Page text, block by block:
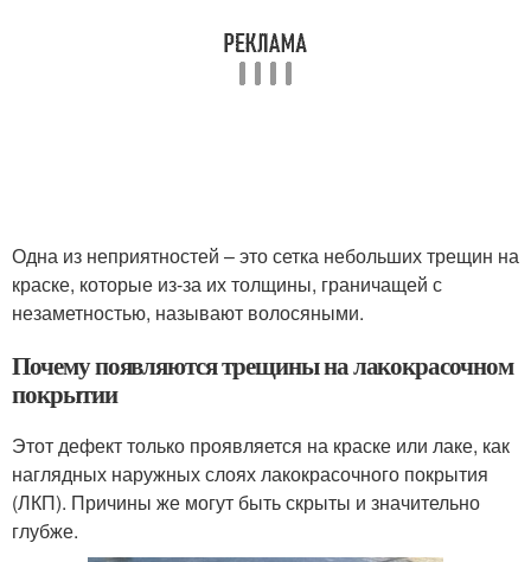
Одна из неприятностей – это сетка небольших трещин на
краске, которые из-за их толщины, граничащей с
незаметностью, называют волосяными.
Почему появляются трещины на лакокрасочном
покрытии
Этот дефект только проявляется на краске или лаке, как
наглядных наружных слоях лакокрасочного покрытия
(ЛКП). Причины же могут быть скрыты и значительно
глубже.